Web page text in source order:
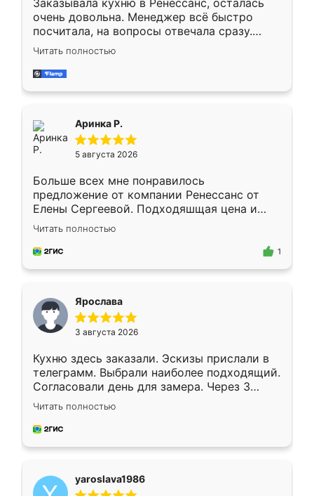
Заказывала кухню в Ренессанс, осталась
очень довольна. Менеджер всё быстро
посчитала, на вопросы отвечала сразу.
Замерщик приехал в субботу, подошёл к
делу со всей ответственностью. Собрали
за день, ребята работали аккуратно, даже
Читать полностью
Аринка Р.
5 августа 2026
Больше всех мне понравилось
предложение от компании Ренессанс от
Елены Сергеевой. Подходяшщая цена и
короткие сроки изготовления. Приехавший
для замера сотрудник Владислав
предложил по моему эскизу самый
Читать полностью
1
Ярослава
3 августа 2026
Кухню здесь заказали. Эскизы прислали в
телеграмм. Выбрали наиболее подходящий.
Согласовали день для замера. Через 3
недели кухня была уже готова. Остались
довольны работой. Спасибо Ренессанс
мебель за качественную работу!
Читать полностью
yaroslava1986